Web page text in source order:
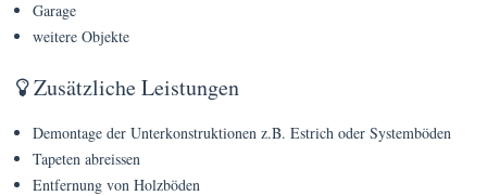
Preise
Garage
weitere Objekte
Zusätzliche Leistungen
Demontage der Unterkonstruktionen z.B. Estrich oder Systemböden
Tapeten abreissen
Entfernung von Holzböden